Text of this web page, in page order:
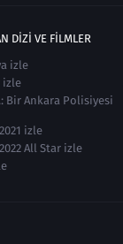
DIZI VE FILMLER
izle
izle
Bir Ankara Polisiyesi
izle
All Star izle